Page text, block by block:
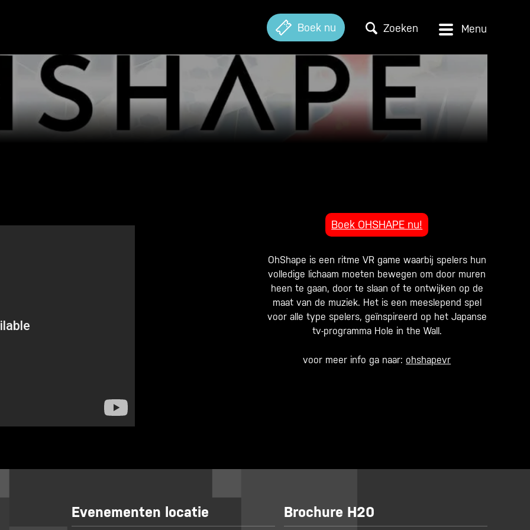
Boek nu Zoeken
Boek OHSHAPE nu!
OhShape is een ritme VR game waarbij spelers hun
volledige lichaam moeten bewegen om door muren
heen te gaan, door te slaan of te ontwijken op de
maat van de muziek. Het is een meeslepend spel
voor alle type spelers, geïnspireerd op het Japanse
tv-programma Hole in the Wall.
voor meer info ga naar: ohshapevr
Evenementen locatie Brochure H20